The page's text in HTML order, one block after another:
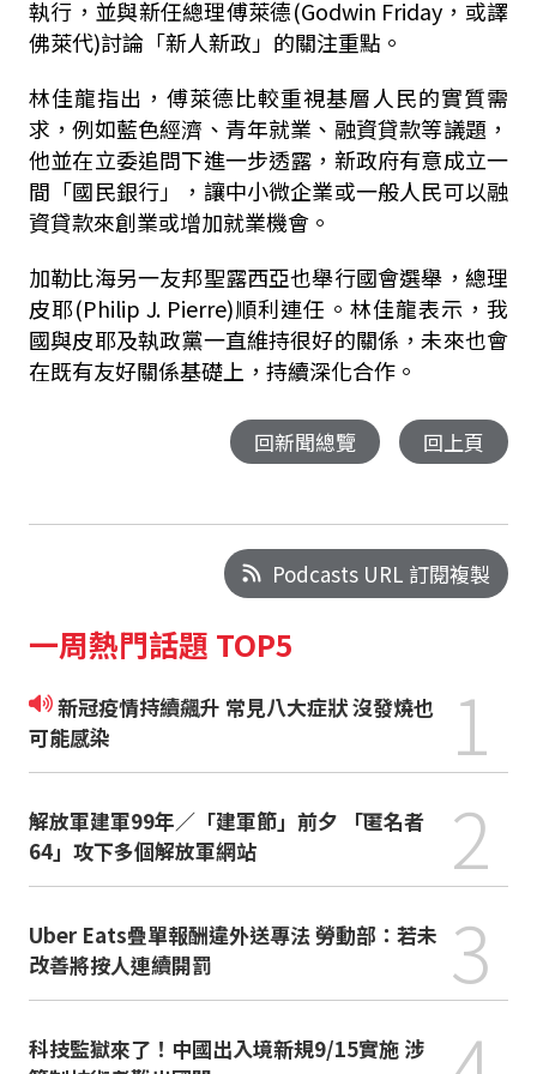
執行，並與新任總理傅萊德(Godwin Friday，或譯
佛萊代)討論「新人新政」的關注重點。
林佳龍指出，傅萊德比較重視基層人民的實質需
求，例如藍色經濟、青年就業、融資貸款等議題，
他並在立委追問下進一步透露，新政府有意成立一
間「國民銀行」，讓中小微企業或一般人民可以融
資貸款來創業或增加就業機會。
加勒比海另一友邦聖露西亞也舉行國會選舉，總理
皮耶(Philip J. Pierre)順利連任。林佳龍表示，我
國與皮耶及執政黨一直維持很好的關係，未來也會
在既有友好關係基礎上，持續深化合作。
回新聞總覽 回上頁
Podcasts URL 訂閱複製
一周熱門話題 TOP5
新冠疫情持續飆升 常見八大症狀 沒發燒也
可能感染
1
解放軍建軍99年／「建軍節」前夕 「匿名者
64」攻下多個解放軍網站
2
Uber Eats疊單報酬違外送專法 勞動部：若未
改善將按人連續開罰
3
科技監獄來了！中國出入境新規9/15實施 涉